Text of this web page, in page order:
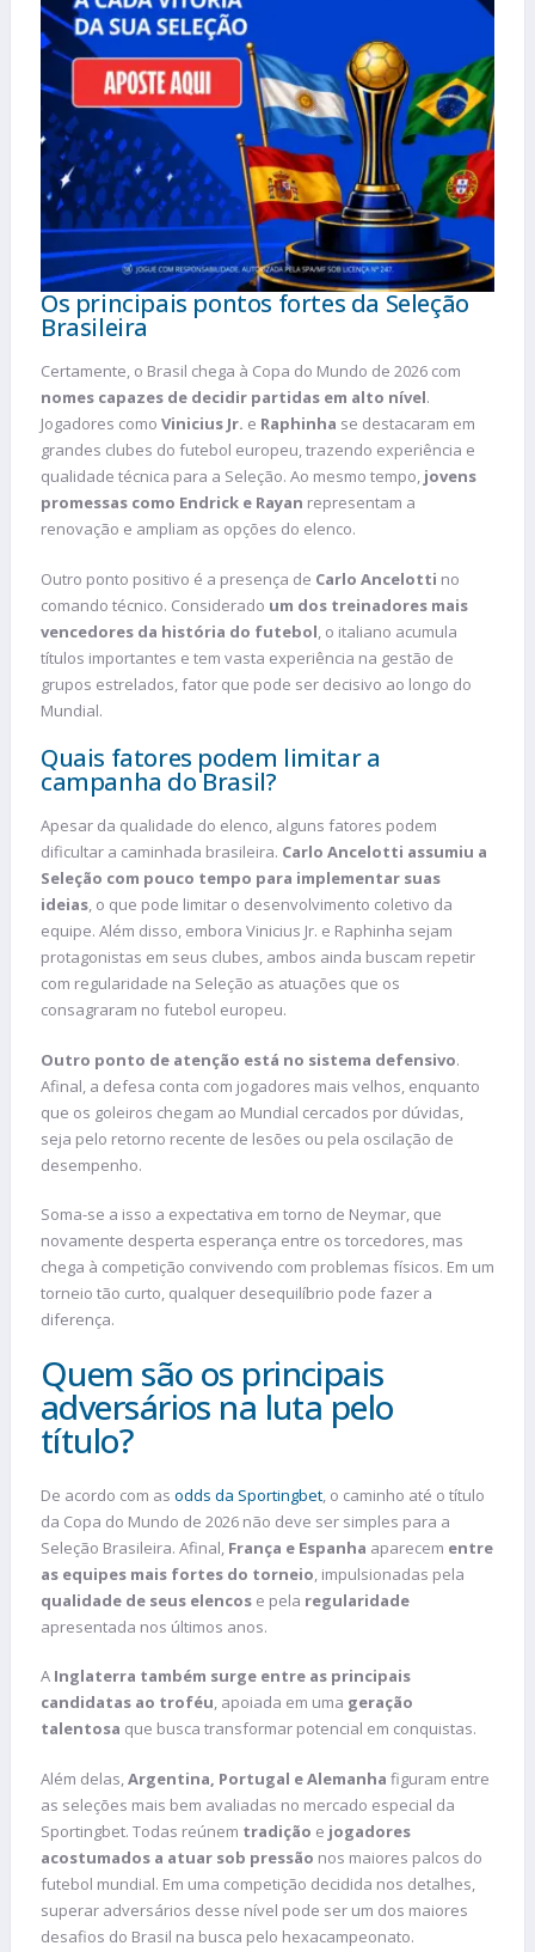
Os principais pontos fortes da Seleção
Brasileira
Certamente, o Brasil chega à Copa do Mundo de 2026 com
nomes capazes de decidir partidas em alto nível.
Jogadores como Vinicius Jr. e Raphinha se destacaram em
grandes clubes do futebol europeu, trazendo experiência e
qualidade técnica para a Seleção. Ao mesmo tempo, jovens
promessas como Endrick e Rayan representam a
renovação e ampliam as opções do elenco.
Outro ponto positivo é a presença de Carlo Ancelotti no
comando técnico. Considerado um dos treinadores mais
vencedores da história do futebol, o italiano acumula
títulos importantes e tem vasta experiência na gestão de
grupos estrelados, fator que pode ser decisivo ao longo do
Mundial.
Quais fatores podem limitar a
campanha do Brasil?
Apesar da qualidade do elenco, alguns fatores podem
dificultar a caminhada brasileira. Carlo Ancelotti assumiu a
Seleção com pouco tempo para implementar suas
ideias, o que pode limitar o desenvolvimento coletivo da
equipe. Além disso, embora Vinicius Jr. e Raphinha sejam
protagonistas em seus clubes, ambos ainda buscam repetir
com regularidade na Seleção as atuações que os
consagraram no futebol europeu.
Outro ponto de atenção está no sistema defensivo.
Afinal, a defesa conta com jogadores mais velhos, enquanto
que os goleiros chegam ao Mundial cercados por dúvidas,
seja pelo retorno recente de lesões ou pela oscilação de
desempenho.
Soma-se a isso a expectativa em torno de Neymar, que
novamente desperta esperança entre os torcedores, mas
chega à competição convivendo com problemas físicos. Em um
torneio tão curto, qualquer desequilíbrio pode fazer a
diferença.
Quem são os principais
adversários na luta pelo
título?
De acordo com as odds da Sportingbet, o caminho até o título
da Copa do Mundo de 2026 não deve ser simples para a
Seleção Brasileira. Afinal, França e Espanha aparecem entre
as equipes mais fortes do torneio, impulsionadas pela
qualidade de seus elencos e pela regularidade
apresentada nos últimos anos.
A Inglaterra também surge entre as principais
candidatas ao troféu, apoiada em uma geração
talentosa que busca transformar potencial em conquistas.
Além delas,Argentina, Portugal e Alemanha figuram entre
as seleções mais bem avaliadas no mercado especial da
Sportingbet. Todas reúnem tradição e jogadores
acostumados a atuar sob pressão nos maiores palcos do
futebol mundial. Em uma competição decidida nos detalhes,
superar adversários desse nível pode ser um dos maiores
desafios do Brasil na busca pelo hexacampeonato.